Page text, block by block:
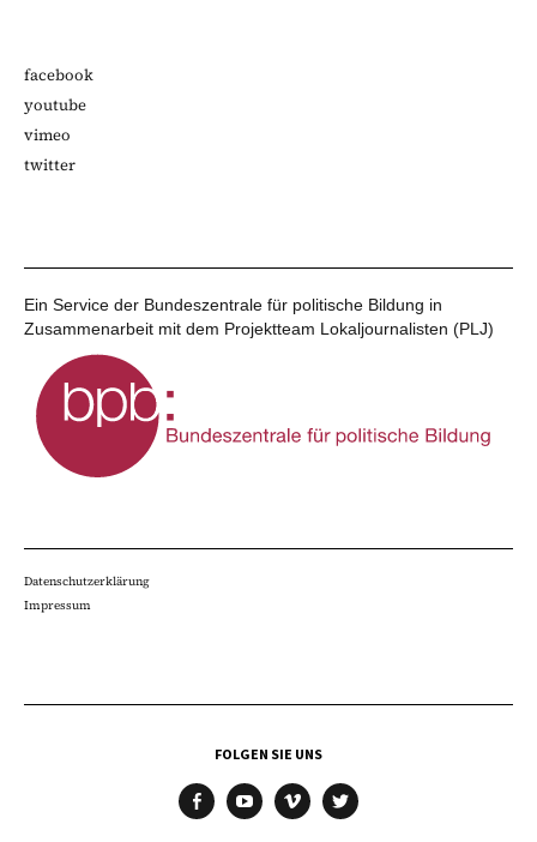
facebook
youtube
vimeo
twitter
Ein Service der Bundeszentrale für politische Bildung in
Zusammenarbeit mit dem Projektteam Lokaljournalisten (PLJ)
Datenschutzerklärung
Impressum
FOLGEN SIE UNS